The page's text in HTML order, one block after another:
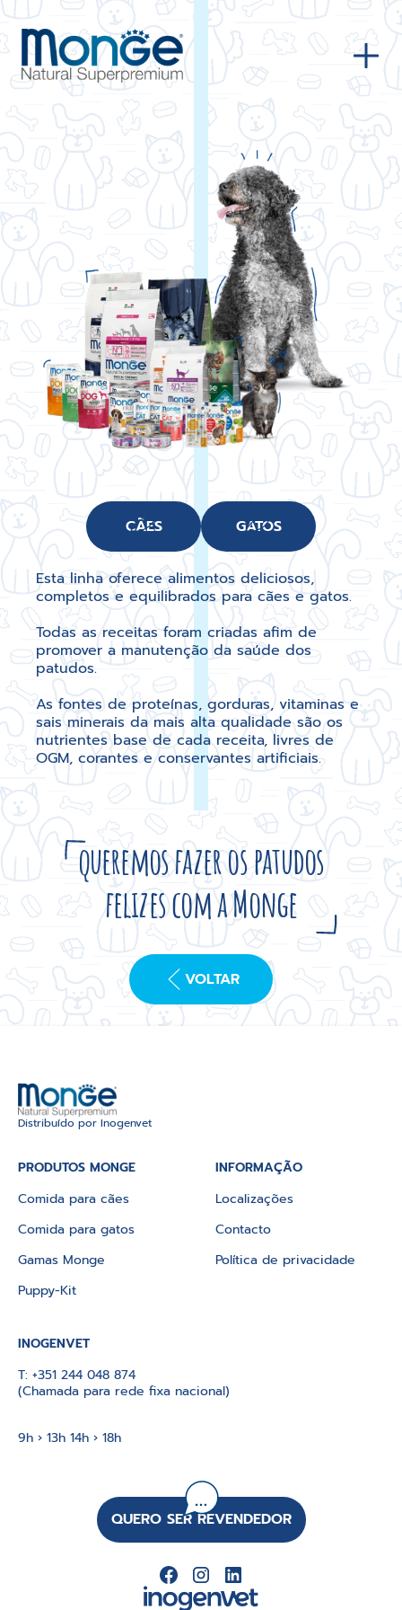
CÃES GATOS
Esta linha oferece alimentos deliciosos,
completos e equilibrados para cães e gatos.
Todas as receitas foram criadas afim de
promover a manutenção da saúde dos
patudos.
As fontes de proteínas, gorduras, vitaminas e
sais minerais da mais alta qualidade são os
nutrientes base de cada receita, livres de
OGM, corantes e conservantes artificiais.
queremos fazer os patudos
felizes com a Monge
VOLTAR
Distribuído por Inogenvet
PRODUTOS MONGE
Comida para cães
Comida para gatos
Gamas Monge
Puppy-Kit
INFORMAÇÃO
Localizações
Contacto
Política de privacidade
INOGENVET
T: +351 244 048 874
(Chamada para rede fixa nacional)
9h › 13h 14h › 18h
QUERO SER REVENDEDOR